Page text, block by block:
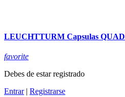
LEUCHTTURM Capsulas
favorite
Debes de estar registrado
Entrar| Registrarse